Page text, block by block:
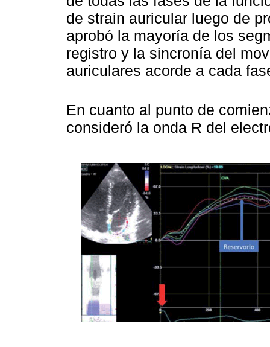
de strain auricular luego de
aprobó la mayoría de los
registro y la sincronía del
auriculares acorde a cada
En cuanto al punto de
consideró la onda R del